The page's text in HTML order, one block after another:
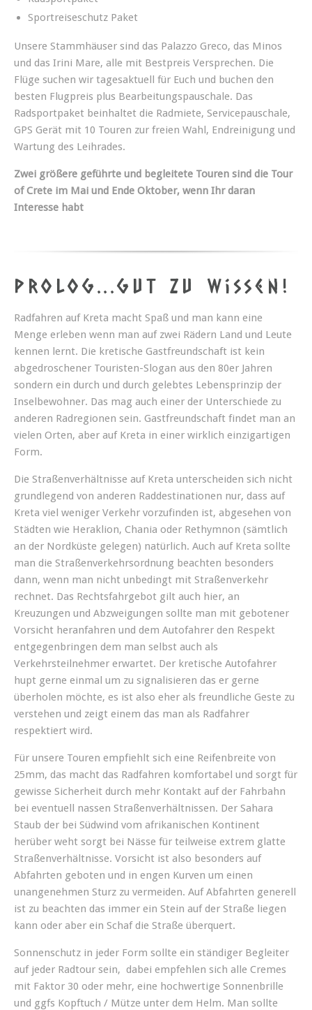
Sportreiseschutz Paket
Unsere Stammhäuser sind das Palazzo Greco, das Minos
und das Irini Mare, alle mit Bestpreis Versprechen. Die
Flüge suchen wir tagesaktuell für Euch und buchen den
besten Flugpreis plus Bearbeitungspauschale. Das
Radsportpaket beinhaltet die Radmiete, Servicepauschale,
GPS Gerät mit 10 Touren zur freien Wahl, Endreinigung und
Wartung des Leihrades.
Zwei größere geführte und begleitete Touren sind die Tour
of Crete im Mai und Ende Oktober, wenn Ihr daran
Interesse habt
Prolog...gut zu wissen!
Radfahren auf Kreta macht Spaß und man kann eine
Menge erleben wenn man auf zwei Rädern Land und Leute
kennen lernt. Die kretische Gastfreundschaft ist kein
abgedroschener Touristen-Slogan aus den 80er Jahren
sondern ein durch und durch gelebtes Lebensprinzip der
Inselbewohner. Das mag auch einer der Unterschiede zu
anderen Radregionen sein. Gastfreundschaft findet man an
vielen Orten, aber auf Kreta in einer wirklich einzigartigen
Form.
Die Straßenverhältnisse auf Kreta unterscheiden sich nicht
grundlegend von anderen Raddestinationen nur, dass auf
Kreta viel weniger Verkehr vorzufinden ist, abgesehen von
Städten wie Heraklion, Chania oder Rethymnon (sämtlich
an der Nordküste gelegen) natürlich. Auch auf Kreta sollte
man die Straßenverkehrsordnung beachten besonders
dann, wenn man nicht unbedingt mit Straßenverkehr
rechnet. Das Rechtsfahrgebot gilt auch hier, an
Kreuzungen und Abzweigungen sollte man mit gebotener
Vorsicht heranfahren und dem Autofahrer den Respekt
entgegenbringen dem man selbst auch als
Verkehrsteilnehmer erwartet. Der kretische Autofahrer
hupt gerne einmal um zu signalisieren das er gerne
überholen möchte, es ist also eher als freundliche Geste zu
verstehen und zeigt einem das man als Radfahrer
respektiert wird.
Für unsere Touren empfiehlt sich eine Reifenbreite von
25mm, das macht das Radfahren komfortabel und sorgt für
gewisse Sicherheit durch mehr Kontakt auf der Fahrbahn
bei eventuell nassen Straßenverhältnissen. Der Sahara
Staub der bei Südwind vom afrikanischen Kontinent
herüber weht sorgt bei Nässe für teilweise extrem glatte
Straßenverhältnisse. Vorsicht ist also besonders auf
Abfahrten geboten und in engen Kurven um einen
unangenehmen Sturz zu vermeiden. Auf Abfahrten generell
ist zu beachten das immer ein Stein auf der Straße liegen
kann oder aber ein Schaf die Straße überquert.
Sonnenschutz in jeder Form sollte ein ständiger Begleiter
auf jeder Radtour sein, dabei empfehlen sich alle Cremes
mit Faktor 30 oder mehr, eine hochwertige Sonnenbrille
und ggfs Kopftuch / Mütze unter dem Helm. Man sollte